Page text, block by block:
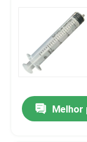
Melhor